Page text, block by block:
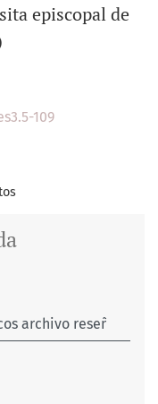
episcopal de
109